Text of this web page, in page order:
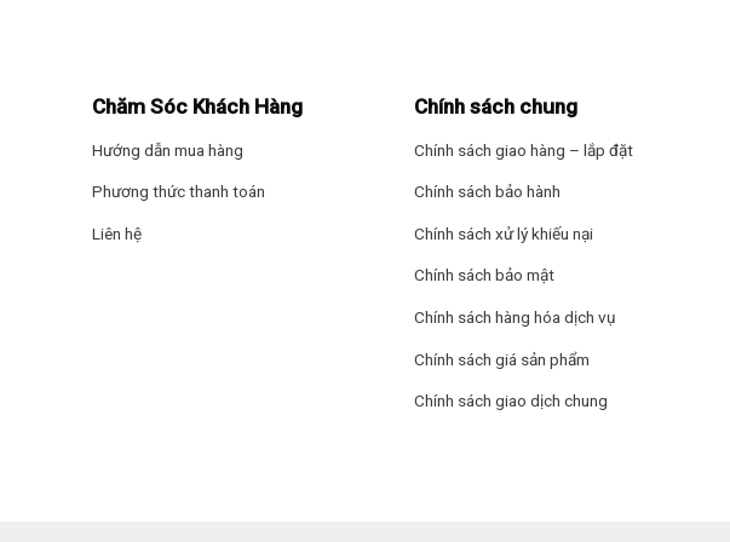
cung cấp không gian lưu trữ rộng rãi để bảo quản các loại thực phẩm cần cấp đông một cách
Chăm Sóc Khách Hàng
Hướng dẫn mua hàng
Phương thức thanh toán
Liên hệ
Chính sách chung
Chính sách giao hàng – lắp đặt
Chính sách bảo hành
Chính sách xử lý khiếu nại
Chính sách bảo mật
Chính sách hàng hóa dịch vụ
Chính sách giá sản phẩm
Chính sách giao dịch chung